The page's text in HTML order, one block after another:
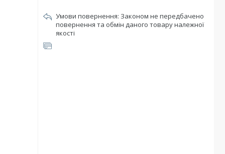
Законом не передбачено
повернення та обмін даного товару належної
якості